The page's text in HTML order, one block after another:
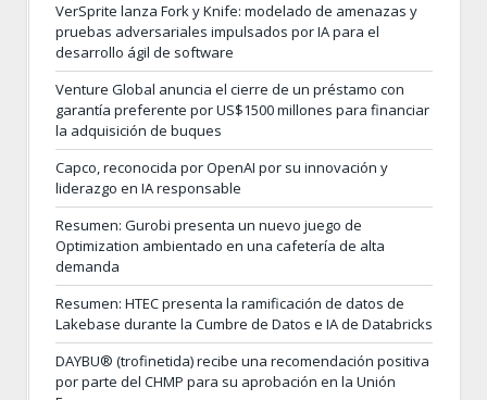
VerSprite lanza Fork y Knife: modelado de amenazas y
pruebas adversariales impulsados por IA para el
desarrollo ágil de software
Venture Global anuncia el cierre de un préstamo con
garantía preferente por US$1500 millones para financiar
la adquisición de buques
Capco, reconocida por OpenAI por su innovación y
liderazgo en IA responsable
Resumen: Gurobi presenta un nuevo juego de
Optimization ambientado en una cafetería de alta
demanda
Resumen: HTEC presenta la ramificación de datos de
Lakebase durante la Cumbre de Datos e IA de Databricks
DAYBU® (trofinetida) recibe una recomendación positiva
por parte del CHMP para su aprobación en la Unión